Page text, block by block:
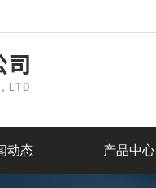
动态 产品中心